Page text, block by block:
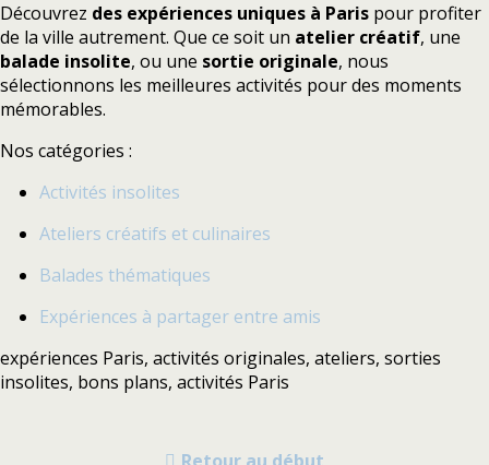
Découvrez des expériences uniques à Paris pour profiter
de la ville autrement. Que ce soit un atelier créatif, une
balade insolite, ou une sortie originale, nous
sélectionnons les meilleures activités pour des moments
mémorables.
Nos catégories :
Activités insolites
Ateliers créatifs et culinaires
Balades thématiques
Expériences à partager entre amis
expériences Paris, activités originales, ateliers, sorties
insolites, bons plans, activités Paris